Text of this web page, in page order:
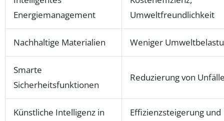
Energiemanagement
Umweltfreundlichkeit
Nachhaltige Materialien Weniger
Smarte
Sicherheitsfunktionen
Reduzierung von
Künstliche Intelligenz in
Effizienzsteigerung und